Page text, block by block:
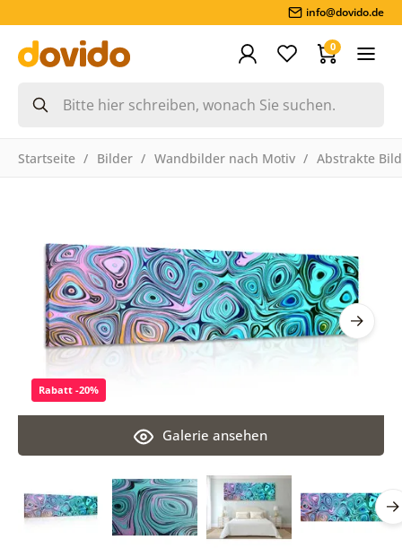
info@dovido.de
0
Startseite Bilder Wandbilder nach Motiv Abstrakte
Galerie ansehen
Rabatt -20%